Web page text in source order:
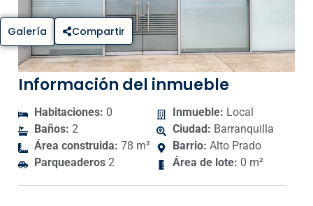
Galería Compartir
Información del inmueble
Habitaciones: 0
Baños: 2
Área construida: 78 m²
Parqueaderos 2
Inmueble: Local
Ciudad: Barranquilla
Barrio: Alto Prado
Área de lote: 0 m²